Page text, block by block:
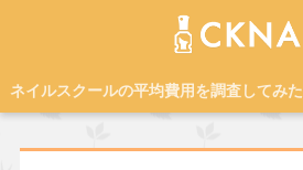
ネイルスクールの平均費用を調査してみた